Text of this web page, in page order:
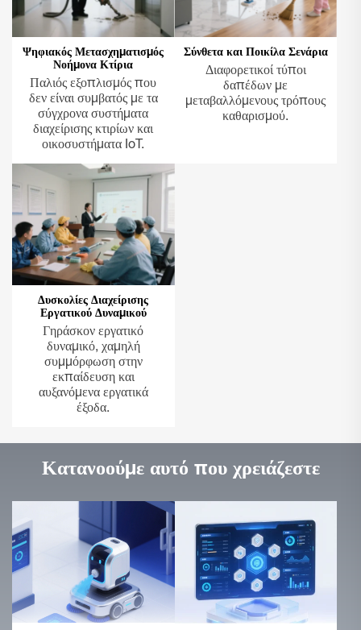
Ψηφιακός Μετασχηματισμός
Νοήμονα Κτίρια
Παλιός εξοπλισμός που
δεν είναι συμβατός με τα
σύγχρονα συστήματα
διαχείρισης κτιρίων και
οικοσυστήματα IoT.
Σύνθετα και Ποικίλα Σενάρια
Διαφορετικοί τύποι
δαπέδων με
μεταβαλλόμενους τρόπους
καθαρισμού.
Δυσκολίες Διαχείρισης
Εργατικού Δυναμικού
Γηράσκον εργατικό
δυναμικό, χαμηλή
συμμόρφωση στην
εκπαίδευση και
αυξανόμενα εργατικά
έξοδα.
Κατανοούμε αυτό που χρειάζεστε